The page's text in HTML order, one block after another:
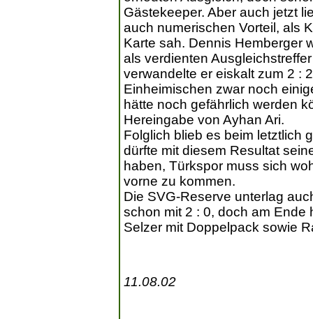
Gästekeeper. Aber auch jetzt
auch numerischen Vorteil, als
Karte sah. Dennis Hemberger
als verdienten
verwandelte er eiskalt zum 2 :
Einheimischen zwar noch
hätte noch gefährlich werden
Hereingabe von Ayhan Ari.
Folglich blieb es beim letztlich
dürfte mit diesem Resultat
haben, Türkspor muss sich
vorne zu kommen.
Die SVG-Reserve unterlag
schon mit 2 : 0, doch am Ende
Selzer mit Doppelpack sowie
11.08.02